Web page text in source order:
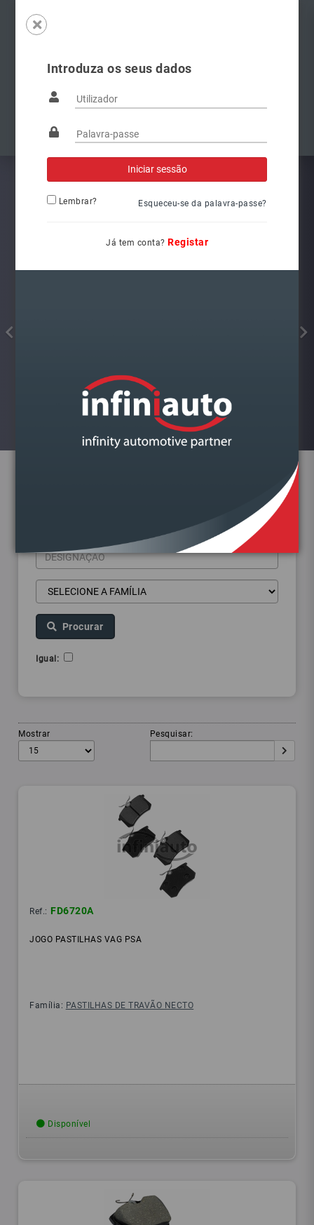
Introduza os seus dados
Lembrar? Esqueceu-se da palavra-passe?
Já tem conta? Registar
Famílias
Visualizar
Procurar
Igual:
Mostrar Pesquisar:
Ref.: FD6720A
JOGO PASTILHAS VAG PSA
Família: PASTILHAS DE TRAVÃO NECTO
Disponível